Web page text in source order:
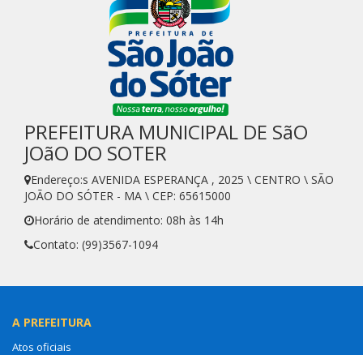
PREFEITURA MUNICIPAL DE SãO
JOãO DO SOTER
Endereço:s AVENIDA ESPERANÇA , 2025 \ CENTRO \ SÃO
JOÃO DO SÓTER - MA \ CEP: 65615000
Horário de atendimento: 08h às 14h
Contato: (99)3567-1094
A PREFEITURA
Atos oficiais